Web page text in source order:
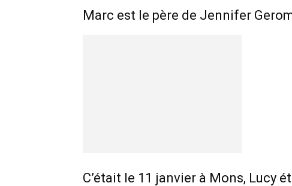
Marc est le père de Jennifer
C’était le 11 janvier à Mons, Lucy